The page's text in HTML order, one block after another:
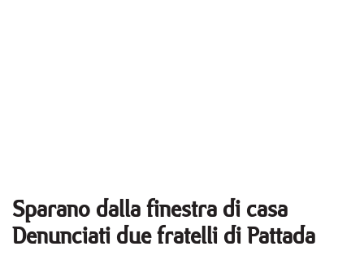
Sparano dalla finestra di casa
Denunciati due fratelli di Pattada